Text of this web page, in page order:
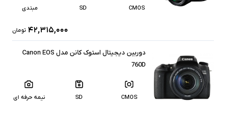
CMOS
SD مبتدی
۴۲,۳۱۵,۰۰۰ تومان
دوربین دیجیتال استوک کانن مدل Canon EOS
760D
CMOS
SD نیمه حرفه ای